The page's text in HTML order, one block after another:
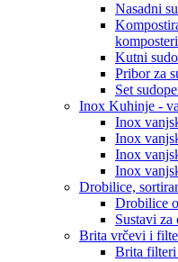
Nasadni
komposteri
Kutni
Pribor za
Set
Inox Kuhinje -
Inox
Inox
Inox
Inox
Drobilice,
Drobilice
Sustavi za
Brita vrčevi i
Brita filteri